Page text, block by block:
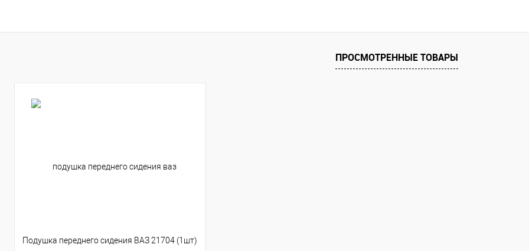
ПРОСМОТРЕННЫЕ ТОВАРЫ
Подушка переднего сидения ВАЗ 21704 (1шт)